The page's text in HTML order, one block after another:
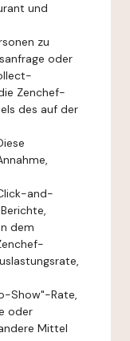
und
zu
oder
Zenchef-
des auf der
and-
dem
Show"-Rate,
oder
Mittel